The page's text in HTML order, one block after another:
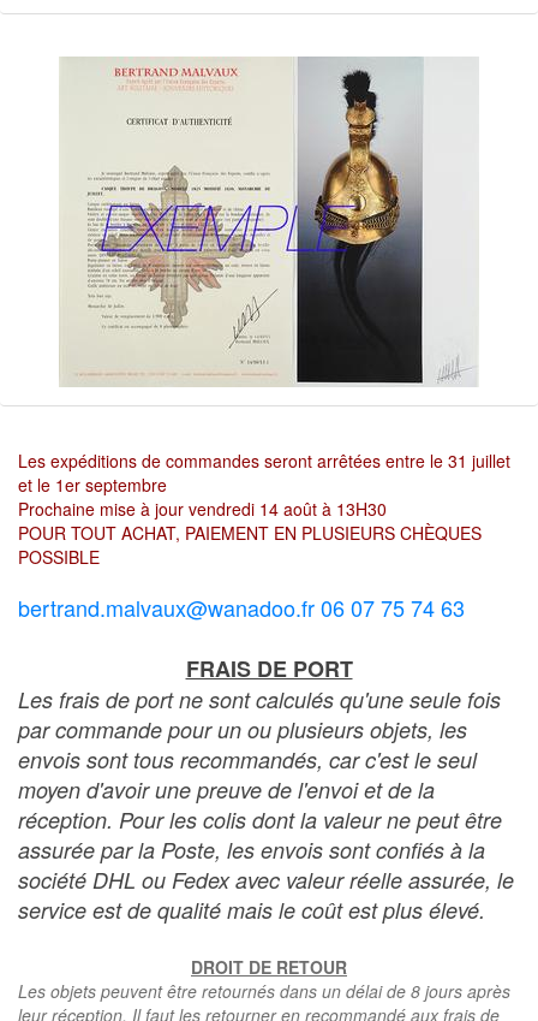
Les expéditions de commandes seront arrêtées entre le 31 juillet
et le 1er septembre
Prochaine mise à jour vendredi 14 août à 13H30
POUR TOUT ACHAT, PAIEMENT EN PLUSIEURS CHÈQUES
POSSIBLE
bertrand.malvaux@wanadoo.fr 06 07 75 74 63
FRAIS DE PORT
Les frais de port ne sont calculés qu'une seule fois
par commande pour un ou plusieurs objets, les
envois sont tous recommandés, car c'est le seul
moyen d'avoir une preuve de l'envoi et de la
réception. Pour les colis dont la valeur ne peut être
assurée par la Poste, les envois sont confiés à la
société DHL ou Fedex avec valeur réelle assurée, le
service est de qualité mais le coût est plus élevé.
DROIT DE RETOUR
Les objets peuvent être retournés dans un délai de 8 jours après
leur réception. Il faut les retourner en recommandé aux frais de